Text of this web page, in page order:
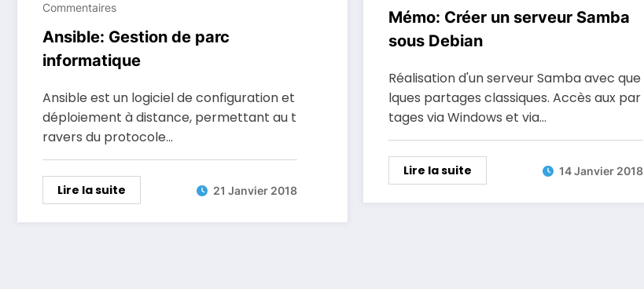
Commentaires
Ansible: Gestion de parc
informatique
Ansible est un logiciel de configuration et
déploiement à distance, permettant au t
ravers du protocole…
Lire la suite 21 Janvier 2018
Mémo: Créer un serveur Samba
sous Debian
Réalisation d'un serveur Samba avec que
lques partages classiques. Accès aux par
tages via Windows et via…
Lire la suite 14 Janvier 2018